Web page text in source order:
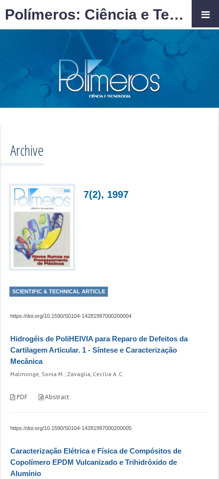
Archive
7(2), 1997
SCIENTIFIC & TECHNICAL ARTICLE
https://doi.org/10.1590/S0104-14281997000200004
Hidrogéis de PoliHEIVIA para Reparo de Defeitos da
Cartilagem Articular. 1 - Síntese e Caracterização
Mecânica
Malmonge, Sonia M.; Zavaglia, Cecília A. C.
PDF Abstract
https://doi.org/10.1590/S0104-14281997000200005
Caracterização Elétrica e Física de Compósitos de
Copolímero EPDM Vulcanizado e Trihidróxido de
Alumínio
Polímeros: Ciência e Tecnologia